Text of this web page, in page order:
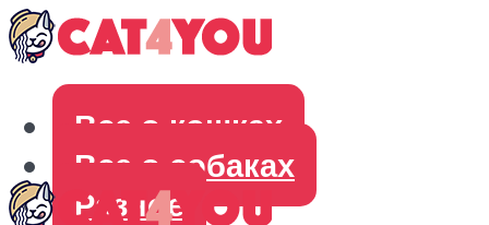
Все о кошках
Все о собаках
Разное